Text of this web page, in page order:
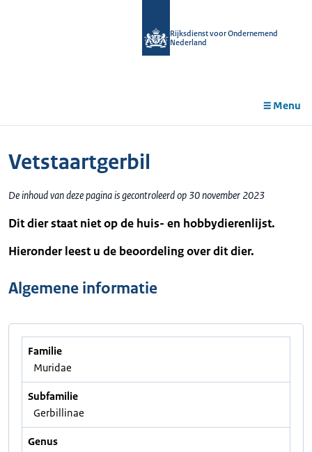
Rijksdienst voor Ondernemend
Nederland
Menu
Vetstaartgerbil
De inhoud van deze pagina is gecontroleerd op 30 november 2023
Dit dier staat niet op de huis- en hobbydierenlijst.
Hieronder leest u de beoordeling over dit dier.
Algemene informatie
Familie
Muridae
Subfamilie
Gerbillinae
Genus